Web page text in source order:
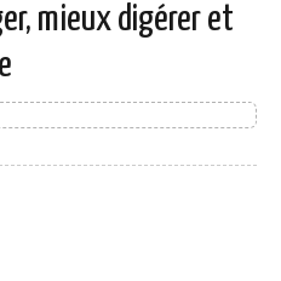
mieux digérer et